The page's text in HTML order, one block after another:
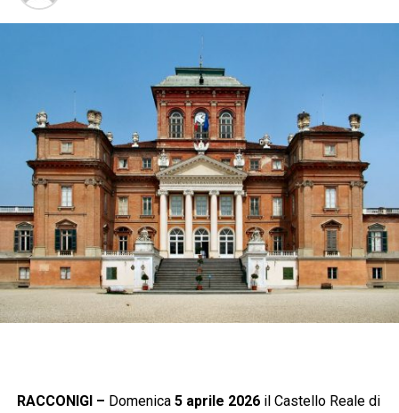
RACCONIGI – Domenica 5 aprile 2026il Castello Reale di